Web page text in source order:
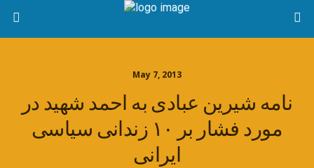
May 7, 2013
نامه شیرین عبادی به احمد شهید در
مورد فشار بر ۱۰ زندانی سیاسی
ایرانی